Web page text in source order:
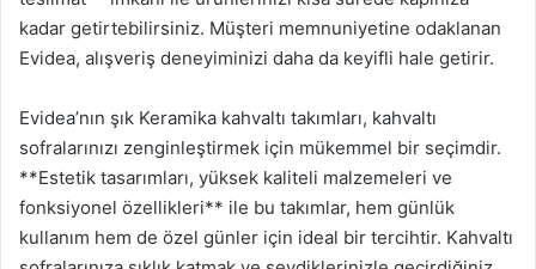
kadar getirtebilirsiniz. Müşteri memnuniyetine odaklanan
Evidea, alışveriş deneyiminizi daha da keyifli hale getirir.
Evidea’nın şık Keramika kahvaltı takımları, kahvaltı
sofralarınızı zenginleştirmek için mükemmel bir seçimdir.
**Estetik tasarımları, yüksek kaliteli malzemeleri ve
fonksiyonel özellikleri** ile bu takımlar, hem günlük
kullanım hem de özel günler için ideal bir tercihtir. Kahvaltı